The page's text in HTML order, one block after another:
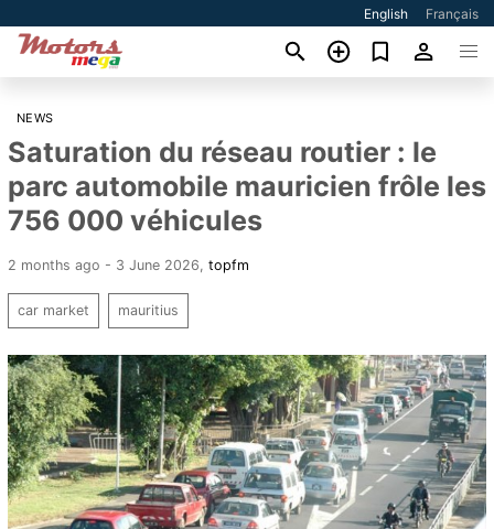
English Français
NEWS
Saturation du réseau routier : le
parc automobile mauricien frôle les
756 000 véhicules
2 months ago - 3 June 2026 topfm
car market mauritius